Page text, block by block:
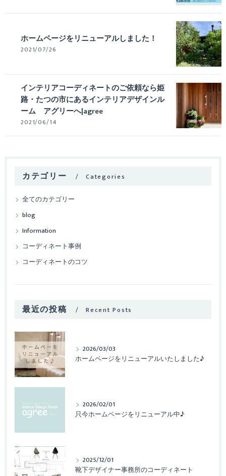
ホームページをリニューアルしました！
2021/07/26
インテリアコーディネートのご依頼なら姫
路・たつの市にあるインテリアデザインル
ーム アグリーへ|agree
2021/06/14
カテゴリー Categories
全てのカテゴリー
blog
Information
コーディネート事例
コーディネートのコツ
最近の投稿 Recent Posts
2026/03/03
ホームページをリニューアルいたしました♪
2026/02/01
只今ホームページをリニューアル中♪
2025/12/01
靴下デザイナー事務所のコーディネート